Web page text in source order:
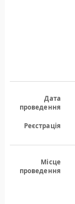
Дата
проведення
Реєстрація
Місце
проведення